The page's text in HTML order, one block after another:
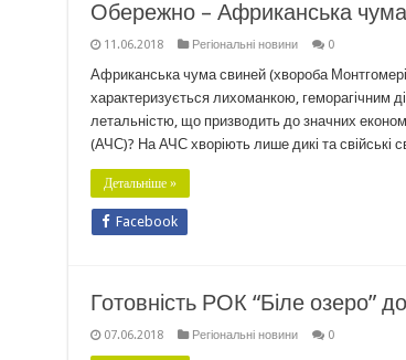
Обережно – Африканська
11.06.2018 Регіональні новини 0
Африканська чума свиней (хвороба Монтгомері)
характеризується лихоманкою, геморагічним
летальністю, що призводить до значних
(АЧС)? На АЧС хворіють лише дикі та свійські
Детальніше »
Facebook
Готовність РОК “Біле озеро”
07.06.2018 Регіональні новини 0